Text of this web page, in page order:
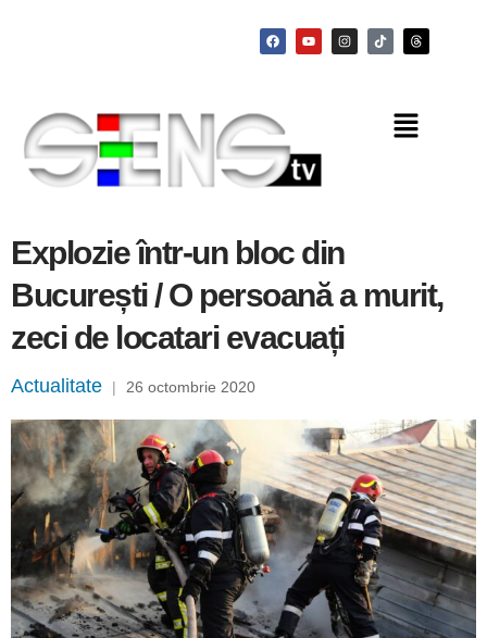
Explozie într-un bloc din
București / O persoană a murit,
zeci de locatari evacuați
Actualitate | 26 octombrie 2020